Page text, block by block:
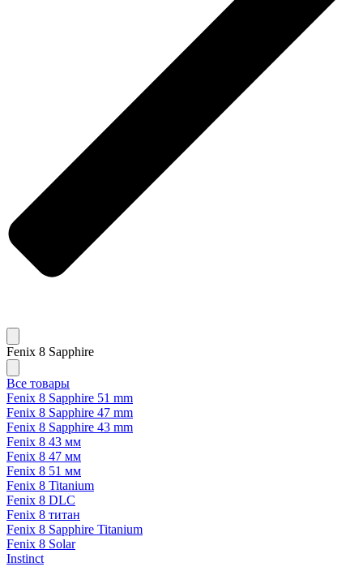
Fenix 8 Sapphire
Все товары
Fenix 8 Sapphire 51 mm
Fenix 8 Sapphire 47 mm
Fenix 8 Sapphire 43 mm
Fenix 8 43 мм
Fenix 8 47 мм
Fenix 8 51 мм
Fenix 8 Titanium
Fenix 8 DLC
Fenix 8 титан
Fenix 8 Sapphire Titanium
Fenix 8 Solar
Instinct